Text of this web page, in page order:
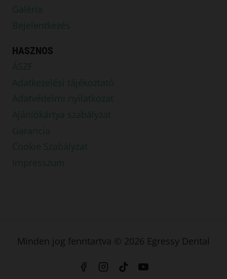
Galéria
Bejelentkezés
HASZNOS
ÁSZF
Adatkezelési tájékoztató
Adatvédelmi nyilatkozat
Ajánlókártya szabályzat
Garancia
Cookie Szabályzat
Impresszum
Minden jog fenntartva © 2026 Egressy Dental